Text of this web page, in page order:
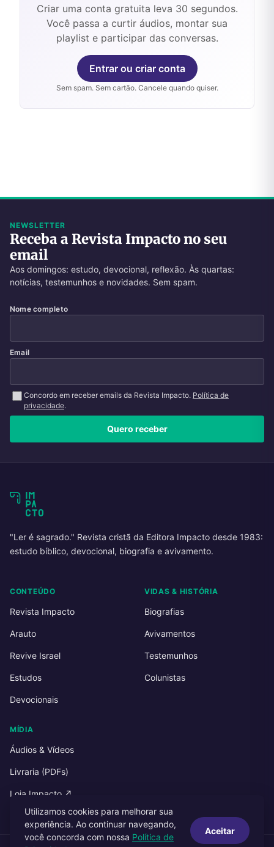
Criar uma conta gratuita leva 30 segundos.
Você passa a curtir áudios, montar sua
playlist e participar das conversas.
Entrar ou criar conta
Sem spam. Sem cartão. Cancele quando quiser.
NEWSLETTER
Receba a Revista Impacto no seu
email
Aos domingos: estudo, devocional, reflexão. Às quartas:
notícias, testemunhos e novidades. Sem spam.
Nome completo
Email
Concordo em receber emails da Revista Impacto. Política de
privacidade.
Quero receber
"Ler é sagrado." Revista cristã da Editora Impacto desde 1983:
estudo bíblico, devocional, biografia e avivamento.
CONTEÚDO
Revista Impacto
Arauto
Revive Israel
Estudos
Devocionais
VIDAS & HISTÓRIA
Biografias
Avivamentos
Testemunhos
Colunistas
MÍDIA
Áudios & Vídeos
Livraria (PDFs)
Loja Impacto ↗
Utilizamos cookies para melhorar sua
experiência. Ao continuar navegando,
você concorda com nossa Política de
Aceitar